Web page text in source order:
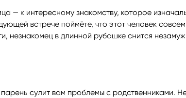
— к интересному знакомству, которое
встрече поймёте, что этот человек
незнакомец в длинной рубашке снится
сулит вам проблемы с родственниками.